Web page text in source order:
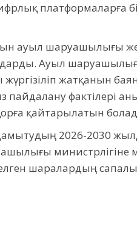
платформаларға
ауыл шаруашылығы
Ауыл
жатқанын
фактілері
қайтарылатын
2026-2030
министрлігіне
шаралардың